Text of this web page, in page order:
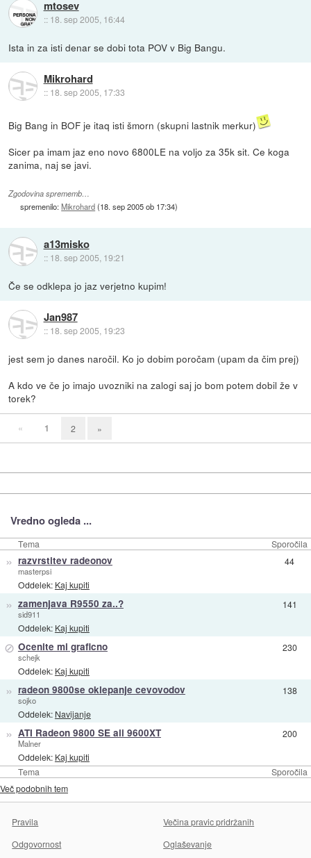
mtosev
:: 18. sep 2005, 16:44
Ista in za isti denar se dobi tota POV v Big Bangu.
Mikrohard
:: 18. sep 2005, 17:33
Big Bang in BOF je itaq isti šmorn (skupni lastnik merkur)
Sicer pa imam jaz eno novo 6800LE na voljo za 35k sit. Ce koga
zanima, naj se javi.
Zgodovina sprememb…
spremenilo:Mikrohard(18. sep 2005 ob 17:34)
a13misko
:: 18. sep 2005, 19:21
Če se odklepa jo jaz verjetno kupim!
Jan987
:: 18. sep 2005, 19:23
jest sem jo danes naročil. Ko jo dobim poročam (upam da čim prej)
A kdo ve če jo imajo uvozniki na zalogi saj jo bom potem dobil že v
torek?
« 1 2 »
Vredno ogleda ...
Tema Sporočila
Tema Sporočila
» razvrstitev radeonov
masterpsi
Oddelek: Kaj kupiti
44
» zamenjava R9550 za..?
sid911
Oddelek: Kaj kupiti
141
⊘ Ocenite mi graficno
schejk
Oddelek: Kaj kupiti
230
» radeon 9800se oklepanje cevovodov
sojko
Oddelek: Navijanje
138
» ATI Radeon 9800 SE ali 9600XT
Malner
Oddelek: Kaj kupiti
200
Več podobnih tem
Pravila
Večina pravic pridržanih
Odgovornost
Oglaševanje